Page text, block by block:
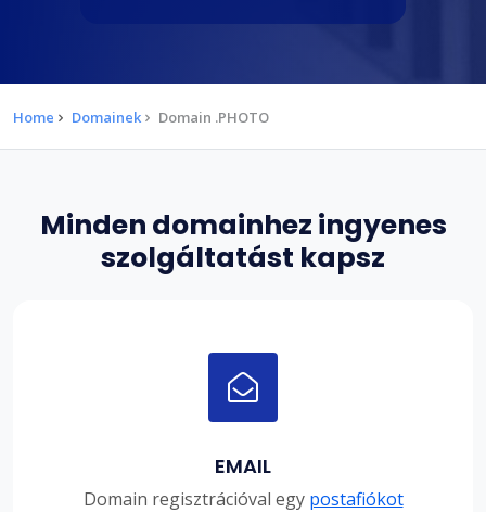
Home Domainek Domain .PHOTO
Minden domainhez ingyenes
szolgáltatást kapsz
EMAIL
Domain regisztrációval egy postafiókot